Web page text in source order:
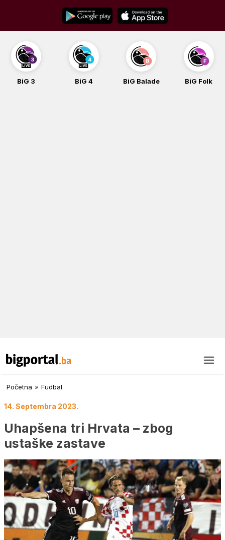
content
BiG 3 BiG 4 BiG Balade BiG Folk
Početna » Fudbal
14. Septembra 2023.
Uhapšena tri Hrvata – zbog
ustaške zastave